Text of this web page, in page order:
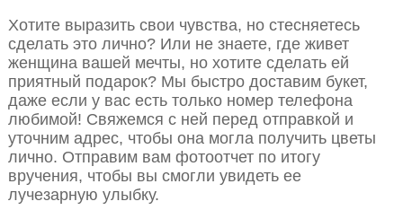
Хотите выразить свои чувства, но стесняетесь
сделать это лично? Или не знаете, где живет
женщина вашей мечты, но хотите сделать ей
приятный подарок? Мы быстро доставим букет,
даже если у вас есть только номер телефона
любимой! Свяжемся с ней перед отправкой и
уточним адрес, чтобы она могла получить цветы
лично. Отправим вам фотоотчет по итогу
вручения, чтобы вы смогли увидеть ее
лучезарную улыбку.